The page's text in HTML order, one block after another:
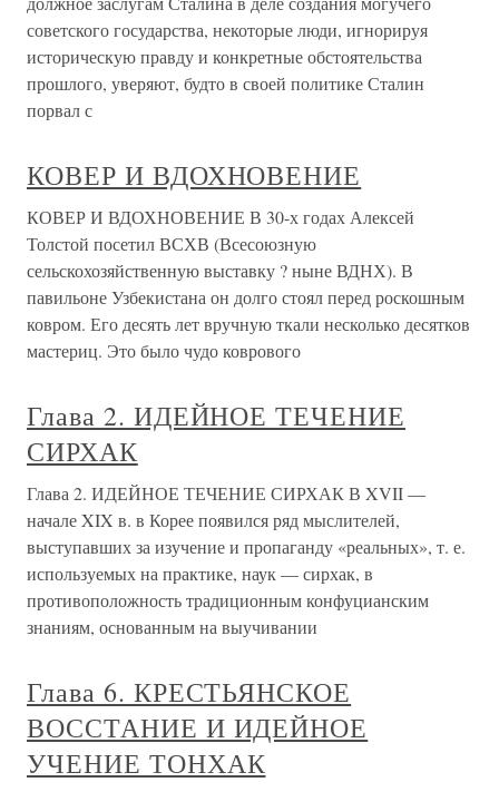
советского государства, некоторые люди, игнорируя
историческую правду и конкретные обстоятельства
прошлого, уверяют, будто в своей политике Сталин
порвал с
КОВЕР И ВДОХНОВЕНИЕ
КОВЕР И ВДОХНОВЕНИЕ В 30-х годах Алексей
Толстой посетил ВСХВ (Всесоюзную
сельскохозяйственную выставку ? ныне ВДНХ). В
павильоне Узбекистана он долго стоял перед роскошным
ковром. Его десять лет вручную ткали несколько десятков
мастериц. Это было чудо коврового
Глава 2. ИДЕЙНОЕ ТЕЧЕНИЕ
СИРХАК
Глава 2. ИДЕЙНОЕ ТЕЧЕНИЕ СИРХАК В XVII —
начале XIX в. в Корее появился ряд мыслителей,
выступавших за изучение и пропаганду «реальных», т. е.
используемых на практике, наук — сирхак, в
противоположность традиционным конфуцианским
знаниям, основанным на выучивании
Глава 6. КРЕСТЬЯНСКОЕ
ВОССТАНИЕ И ИДЕЙНОЕ
УЧЕНИЕ ТОНХАК